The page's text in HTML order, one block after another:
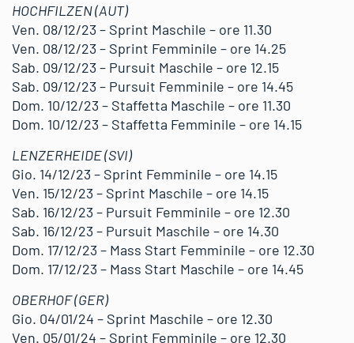
HOCHFILZEN (AUT)
Ven. 08/12/23 – Sprint Maschile – ore 11.30
Ven. 08/12/23 – Sprint Femminile – ore 14.25
Sab. 09/12/23 – Pursuit Maschile – ore 12.15
Sab. 09/12/23 – Pursuit Femminile – ore 14.45
Dom. 10/12/23 – Staffetta Maschile – ore 11.30
Dom. 10/12/23 – Staffetta Femminile – ore 14.15
LENZERHEIDE (SVI)
Gio. 14/12/23 – Sprint Femminile – ore 14.15
Ven. 15/12/23 – Sprint Maschile – ore 14.15
Sab. 16/12/23 – Pursuit Femminile – ore 12.30
Sab. 16/12/23 – Pursuit Maschile – ore 14.30
Dom. 17/12/23 – Mass Start Femminile – ore 12.30
Dom. 17/12/23 – Mass Start Maschile – ore 14.45
OBERHOF (GER)
Gio. 04/01/24 – Sprint Maschile – ore 12.30
Ven. 05/01/24 – Sprint Femminile – ore 12.30